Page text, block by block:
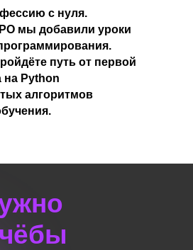
с нуля.
мы добавили уроки
путь от первой
на Python
алгоритмов